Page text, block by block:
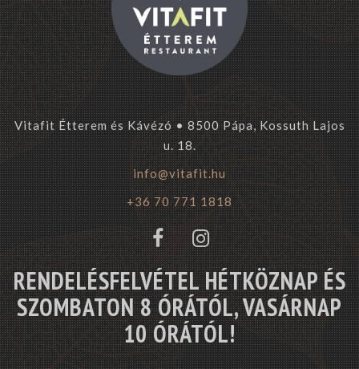
Vitafit Étterem és Kávézó • 8500 Pápa, Kossuth Lajos
u. 18.
info@vitafit.hu
+36 70 771 1818
RENDELÉSFELVÉTEL HÉTKÖZNAP ÉS
SZOMBATON 8 ÓRÁTÓL, VASÁRNAP
10 ÓRÁTÓL!